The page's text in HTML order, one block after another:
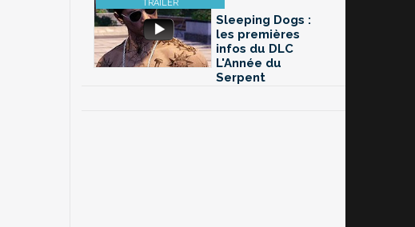
Sleeping Dogs :
les premières
infos du DLC
L'Année du
Serpent